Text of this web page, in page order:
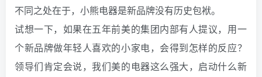
不同之处在于，小熊电器是新品牌没有历史包袱。
试想一下，如果在五年前美的集团内部有人提议，用一
个新品牌做年轻人喜欢的小家电，会得到怎样的反应？
领导们肯定会说，我们美的电器这么强大，启动什么新